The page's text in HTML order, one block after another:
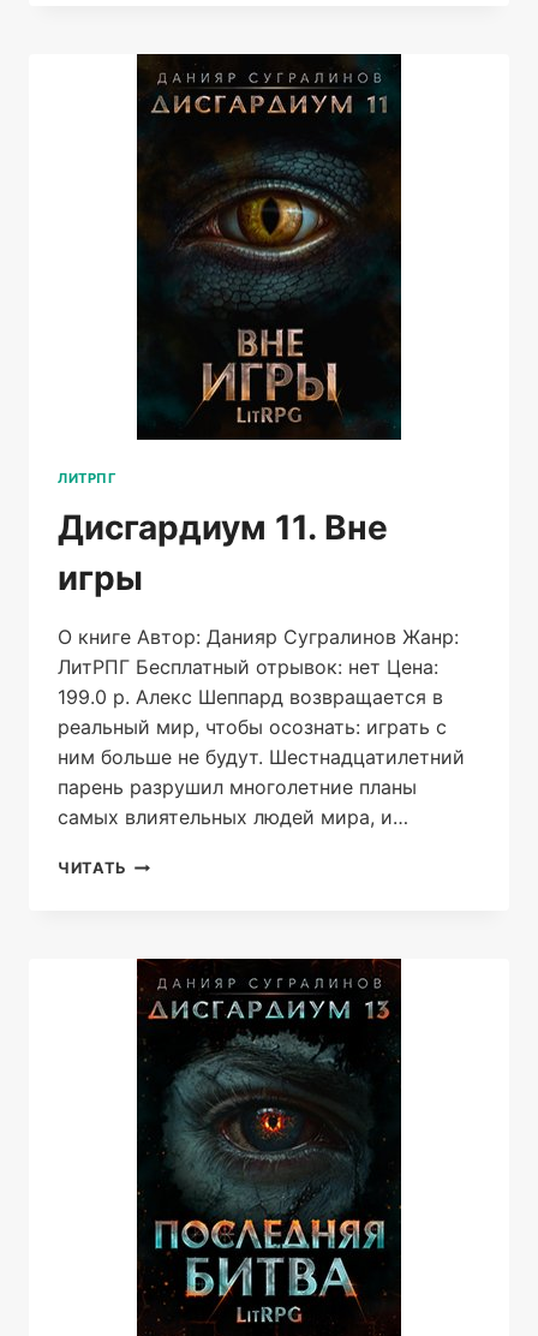
СЕВЕР
ЛИТРПГ
Дисгардиум 11. Вне
игры
О книге Автор: Данияр Сугралинов Жанр:
ЛитРПГ Бесплатный отрывок: нет Цена:
199.0 р. Алекс Шеппард возвращается в
реальный мир, чтобы осознать: играть с
ним больше не будут. Шестнадцатилетний
парень разрушил многолетние планы
самых влиятельных людей мира, и…
ЧИТАТЬ ДИСГАРДИУМ